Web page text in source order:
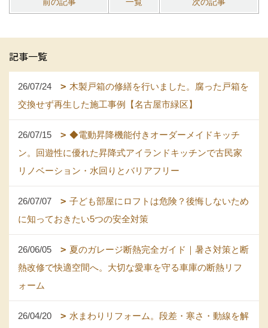
記事一覧
26/07/24
木製戸箱の修繕を行いました。腐った戸箱を
交換せず再生した施工事例【名古屋市緑区】
26/07/15
◆電動昇降機能付きオーダーメイドキッチ
ン。回遊性に優れた昇降式アイランドキッチンで古民家
リノベーション・水回りとバリアフリー
26/07/07
子ども部屋にロフトは危険？後悔しないため
に知っておきたい5つの安全対策
26/06/05
夏のガレージ断熱完全ガイド｜暑さ対策と断
熱改修で快適空間へ。大切な愛車を守る車庫の断熱リフ
ォーム
26/04/20
水まわりリフォーム。段差・寒さ・動線を解